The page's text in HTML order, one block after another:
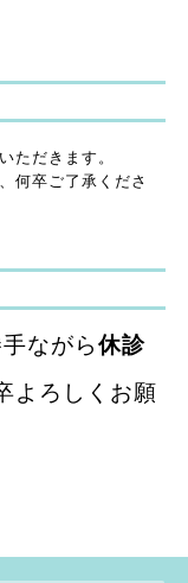
ただきます。
何卒ご了承くださ
ながら休診
よろしくお願